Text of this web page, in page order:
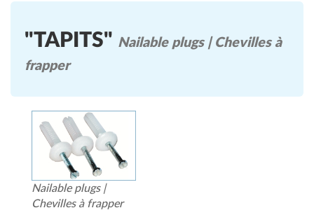
"TAPITS" Nailable plugs | Chevilles à
frapper
Nailable plugs |
Chevilles à frapper